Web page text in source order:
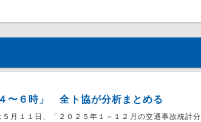
〜６時」 全ト協が分析まとめる
月１１日、「２０２５年１～１２月の交通事故統計分